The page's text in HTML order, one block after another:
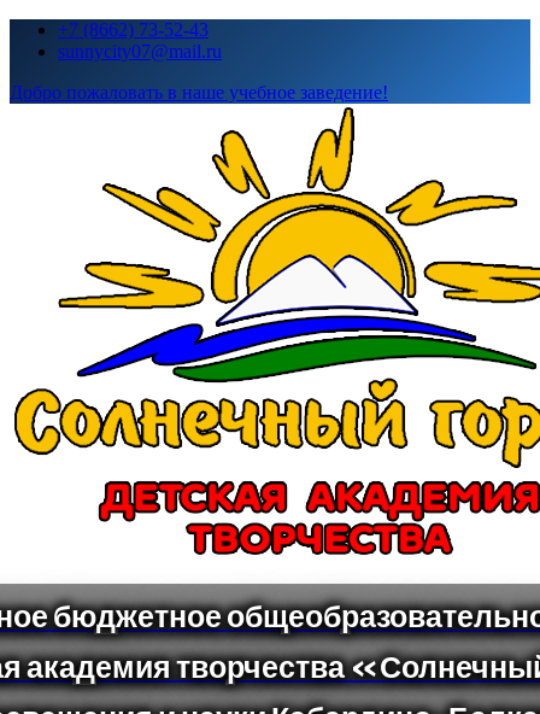
Перейти+7 (8662) 73-52-43
sunnycity07@mail.ru
Добро пожаловать в наше учебное заведение!